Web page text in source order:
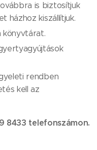
is biztosítjuk
házhoz kiszállítjuk.
könyvtárat.
rendben
kell az
8433 telefonszámon.